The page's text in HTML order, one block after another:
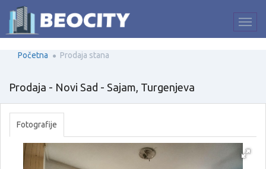
Početna Prodaja stana
Prodaja - Novi Sad - Sajam, Turgenjeva
Fotografije